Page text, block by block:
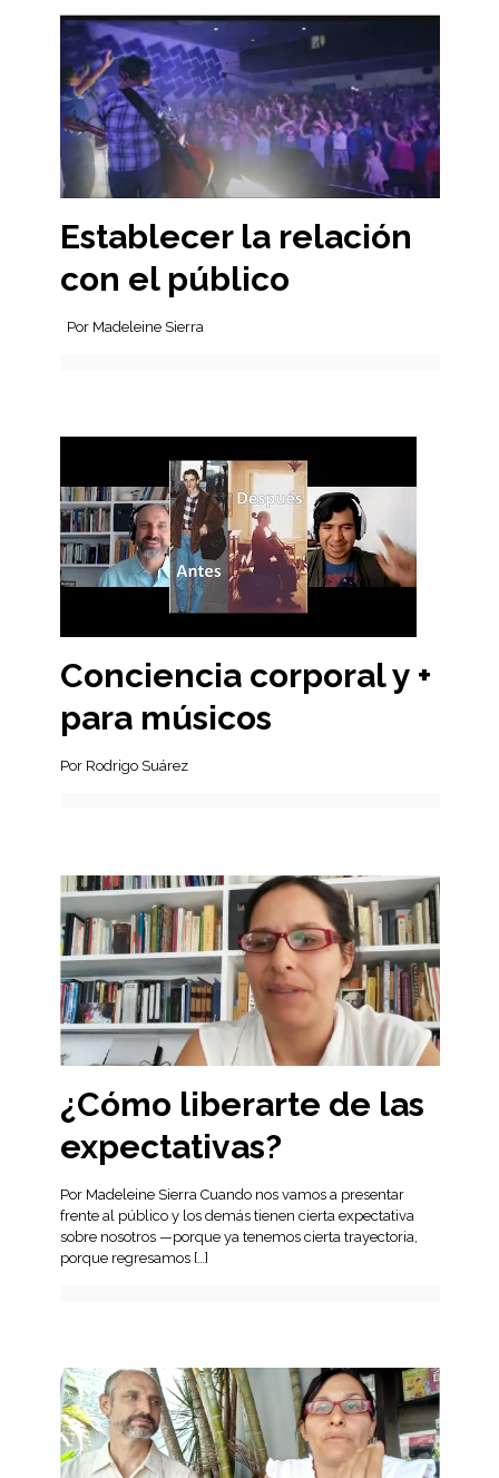
Establecer la relación
con el público
Por Madeleine Sierra
Conciencia corporal y +
para músicos
Por Rodrigo Suárez
¿Cómo liberarte de las
expectativas?
Por Madeleine Sierra Cuando nos vamos a presentar
frente al público y los demás tienen cierta expectativa
sobre nosotros —porque ya tenemos cierta trayectoria,
porque regresamos[…]